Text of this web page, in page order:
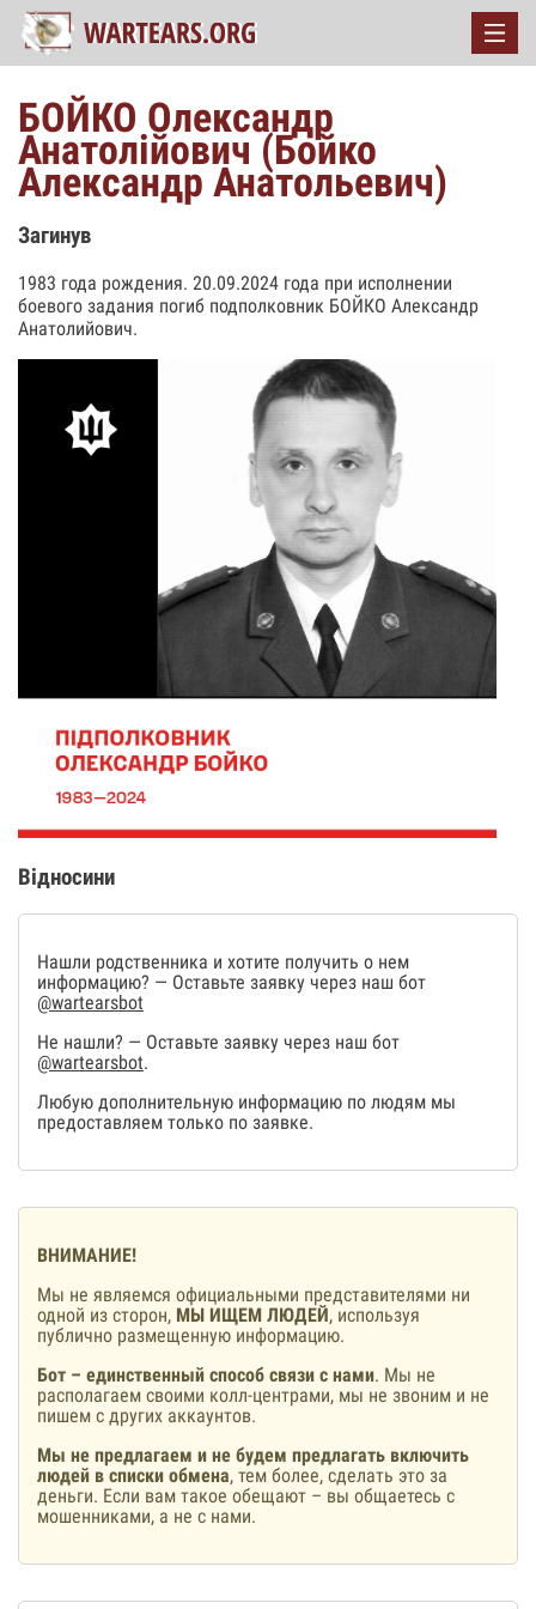
БОЙКО Олександр
Анатолійович (Бойко
Александр Анатольевич)
Загинув
1983 года рождения. 20.09.2024 года при исполнении
боевого задания погиб подполковник БОЙКО Александр
Анатолийович.
Відносини
Нашли родственника и хотите получить о нем
информацию? — Оставьте заявку через наш бот
@wartearsbot
Не нашли? — Оставьте заявку через наш бот
@wartearsbot.
Любую дополнительную информацию по людям мы
предоставляем только по заявке.
ВНИМАНИЕ!
Мы не являемся официальными представителями ни
одной из сторон, МЫ ИЩЕМ ЛЮДЕЙ, используя
публично размещенную информацию.
Бот – единственный способ связи с нами. Мы не
располагаем своими колл-центрами, мы не звоним и не
пишем с других аккаунтов.
Мы не предлагаем и не будем предлагать включить
людей в списки обмена, тем более, сделать это за
деньги. Если вам такое обещают – вы общаетесь с
мошенниками, а не с нами.